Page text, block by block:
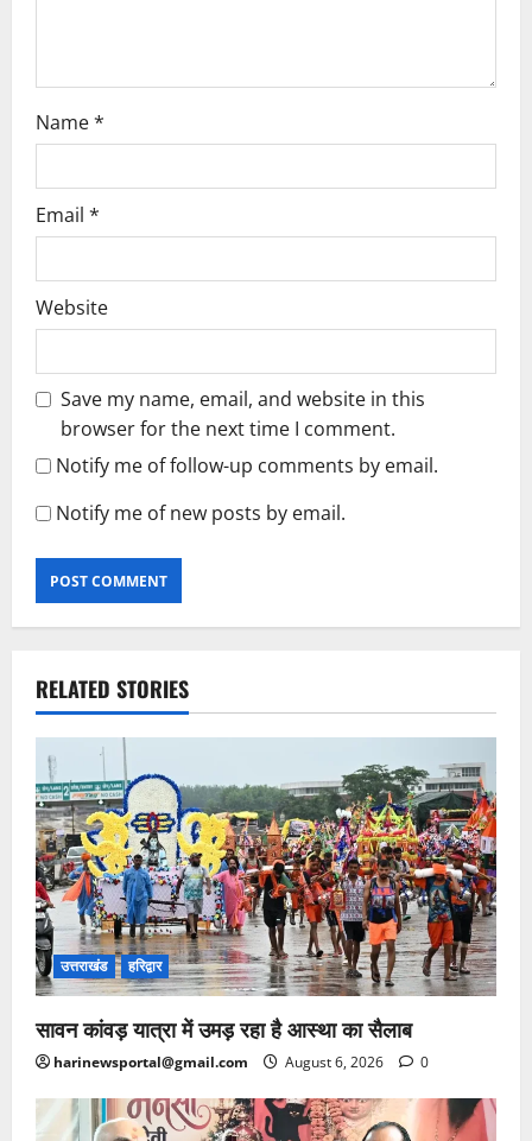
Name*
Email *
Website
Save my name, email, and website in this
browser for the next time I comment.
Notify me of follow-up comments by email.
Notify me of new posts by email.
RELATED STORIES
उत्तराखंड हरिद्वार
सावन कांवड़ यात्रा में उमड़ रहा है आस्था का सैलाब
harinewsportal@gmail.com August 6, 2026 0